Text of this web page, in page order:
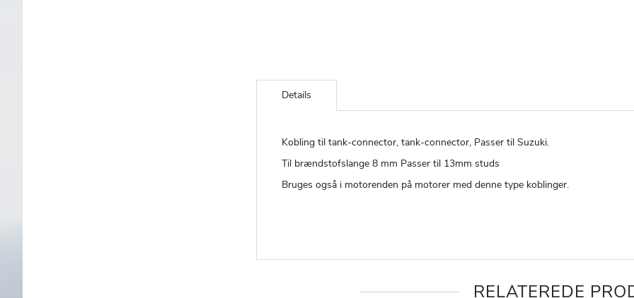
til
startenDetails
Kobling til tank-connector, tank-connector, Passer til Suzuki.
Til brændstofslange 8 mm Passer til 13mm studs
Bruges også i motorenden på motorer med denne type koblinger.
RELATEREDE